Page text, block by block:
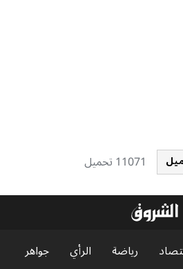
11071 تحميل
رياضة الرأي
جواهر